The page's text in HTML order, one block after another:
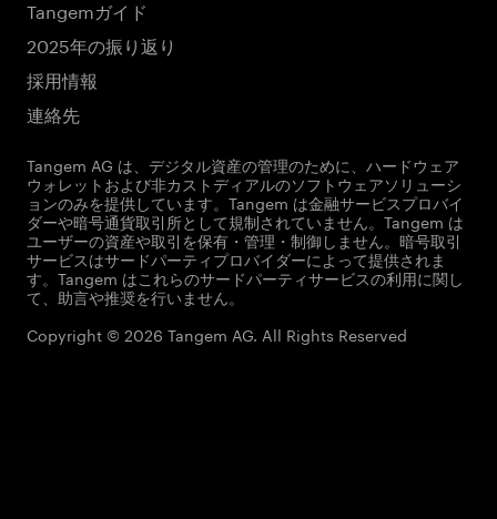
Tangemガイド
2025年の振り返り
採用情報
連絡先
Tangem AG は、デジタル資産の管理のために、ハードウェア
ウォレットおよび非カストディアルのソフトウェアソリューシ
ョンのみを提供しています。Tangem は金融サービスプロバイ
ダーや暗号通貨取引所として規制されていません。Tangem は
ユーザーの資産や取引を保有・管理・制御しません。暗号取引
サービスはサードパーティプロバイダーによって提供されま
す。Tangem はこれらのサードパーティサービスの利用に関し
て、助言や推奨を行いません。